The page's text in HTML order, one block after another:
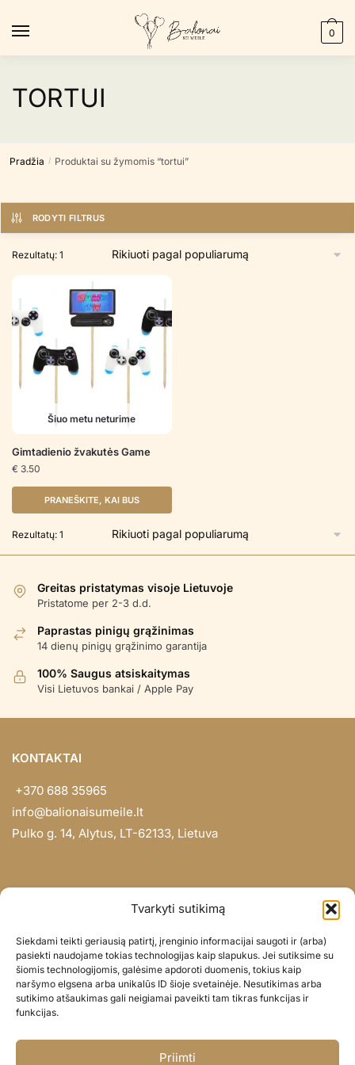
Tvarkyti sutikimą
Siekdami teikti geriausią patirtį, įrenginio informacijai saugoti ir (arba)
pasiekti naudojame tokias technologijas kaip slapukus. Jei sutiksime su
šiomis technologijomis, galėsime apdoroti duomenis, tokius kaip
naršymo elgsena arba unikalūs ID šioje svetainėje. Nesutikimas arba
sutikimo atšaukimas gali neigiamai paveikti tam tikras funkcijas ir
funkcijas.
Priimti
0
TORTUI
Pradžia / Produktai su žymomis “tortui”
RODYTI FILTRUS
Rezultatų: 1
Šiuo metu neturime
Gimtadienio žvakutės Game
€ 3.50
PRANEŠKITE, KAI BUS
Rezultatų: 1
Greitas pristatymas visoje Lietuvoje
Pristatome per 2-3 d.d.
Paprastas pinigų grąžinimas
14 dienų pinigų grąžinimo garantija
100% Saugus atsiskaitymas
Visi Lietuvos bankai / Apple Pay
KONTAKTAI
+370 688 35965
info@balionaisumeile.lt
Pulko g. 14, Alytus, LT-62133, Lietuva
Didmena
Darbų portfolio
Privatumo politika
Parduotuvės politika